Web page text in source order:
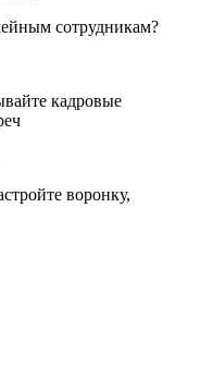
сотрудникам?
кадровые
воронку,